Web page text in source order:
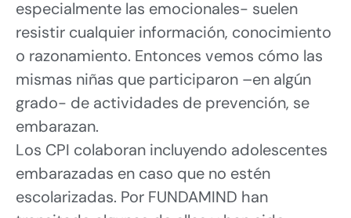
especialmente las emocionales- suelen
resistir cualquier información, conocimiento
o razonamiento. Entonces vemos cómo las
mismas niñas que participaron –en algún
grado- de actividades de prevención, se
embarazan.
Los CPI colaboran incluyendo adolescentes
embarazadas en caso que no estén
escolarizadas. Por FUNDAMIND han